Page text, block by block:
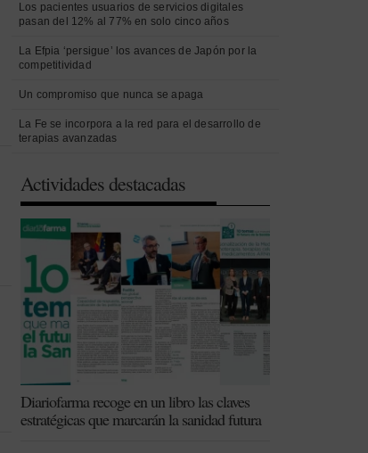
Los pacientes usuarios de servicios digitales
pasan del 12% al 77% en solo cinco años
La Efpia ‘persigue’ los avances de Japón por la
competitividad
Un compromiso que nunca se apaga
La Fe se incorpora a la red para el desarrollo de
terapias avanzadas
Actividades destacadas
Diariofarma recoge en un libro las claves
estratégicas que marcarán la sanidad futura